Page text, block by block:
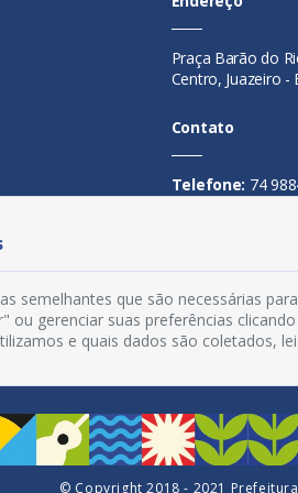
Praça Barão do
Centro, Juazeiro -
Contato
Telefone: 74
Segunda a sexta-
14h
© Copyright 2018 - 2021
semelhantes que são necessárias
ou gerenciar suas preferências
e quais dados são coletados,